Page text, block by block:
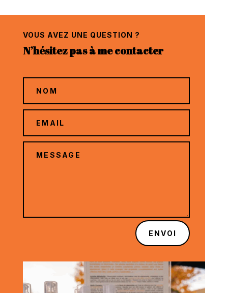
VOUS AVEZ UNE QUESTION ?
N’hésitez pas à me contacter
ENVOI